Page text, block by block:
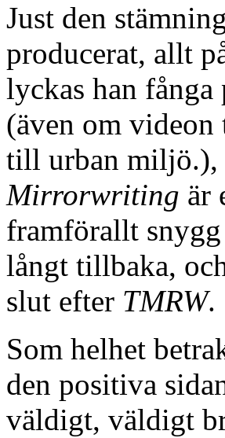
Just den
producerat, allt
lyckas han fånga
(även om
till urban miljö.),
Mirrorwriting är
framförallt
långt tillbaka,
slut efter TMRW.
Som helhet
den positiva
väldigt, väldigt